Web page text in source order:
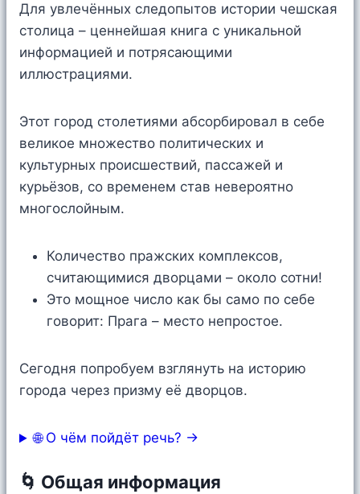
Для увлечённых следопытов истории чешская
столица – ценнейшая книга с уникальной
информацией и потрясающими
иллюстрациями.
Этот город столетиями абсорбировал в себе
великое множество политических и
культурных происшествий, пассажей и
курьёзов, со временем став невероятно
многослойным.
Количество пражских комплексов,
считающимися дворцами – около сотни!
Это мощное число как бы само по себе
говорит: Прага – место непростое.
Сегодня попробуем взглянуть на историю
города через призму её дворцов.
🌐 О чём пойдёт речь? →
🌀 Общая информация